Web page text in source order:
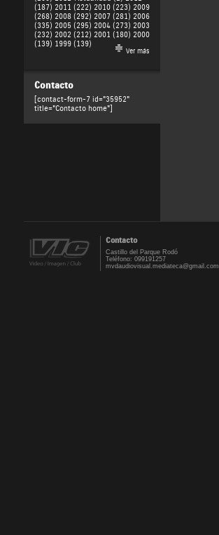
(187) 2011 (222) 2010 (223) 2009
(268) 2008 (292) 2007 (281) 2006
(335) 2005 (295) 2004 (273) 2003
(232) 2002 (212) 2001 (180) 2000
(139) 1999 (139)
Ver más
Contacto
[contact-form-7 id="35952"
title="Contacto home"]
Contacto
Castillo del Parque Rodó
Teléfono: 099191257
mvdaudiovisual.mediateca@gmail.com